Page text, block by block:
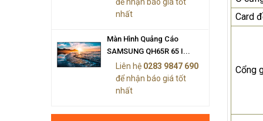
nhất
Màn Hình Quảng Cáo
SAMSUNG QH65R 65 I...
Liên hệ 0283 9847 690
để nhận báo giá tốt
nhất
Card
Cổng